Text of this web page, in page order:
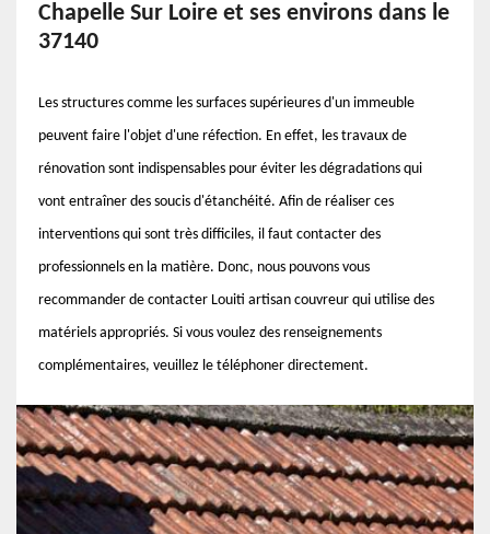
Chapelle Sur Loire et ses environs dans le
37140
Les structures comme les surfaces supérieures d'un immeuble
peuvent faire l'objet d'une réfection. En effet, les travaux de
rénovation sont indispensables pour éviter les dégradations qui
vont entraîner des soucis d'étanchéité. Afin de réaliser ces
interventions qui sont très difficiles, il faut contacter des
professionnels en la matière. Donc, nous pouvons vous
recommander de contacter Louiti artisan couvreur qui utilise des
matériels appropriés. Si vous voulez des renseignements
complémentaires, veuillez le téléphoner directement.